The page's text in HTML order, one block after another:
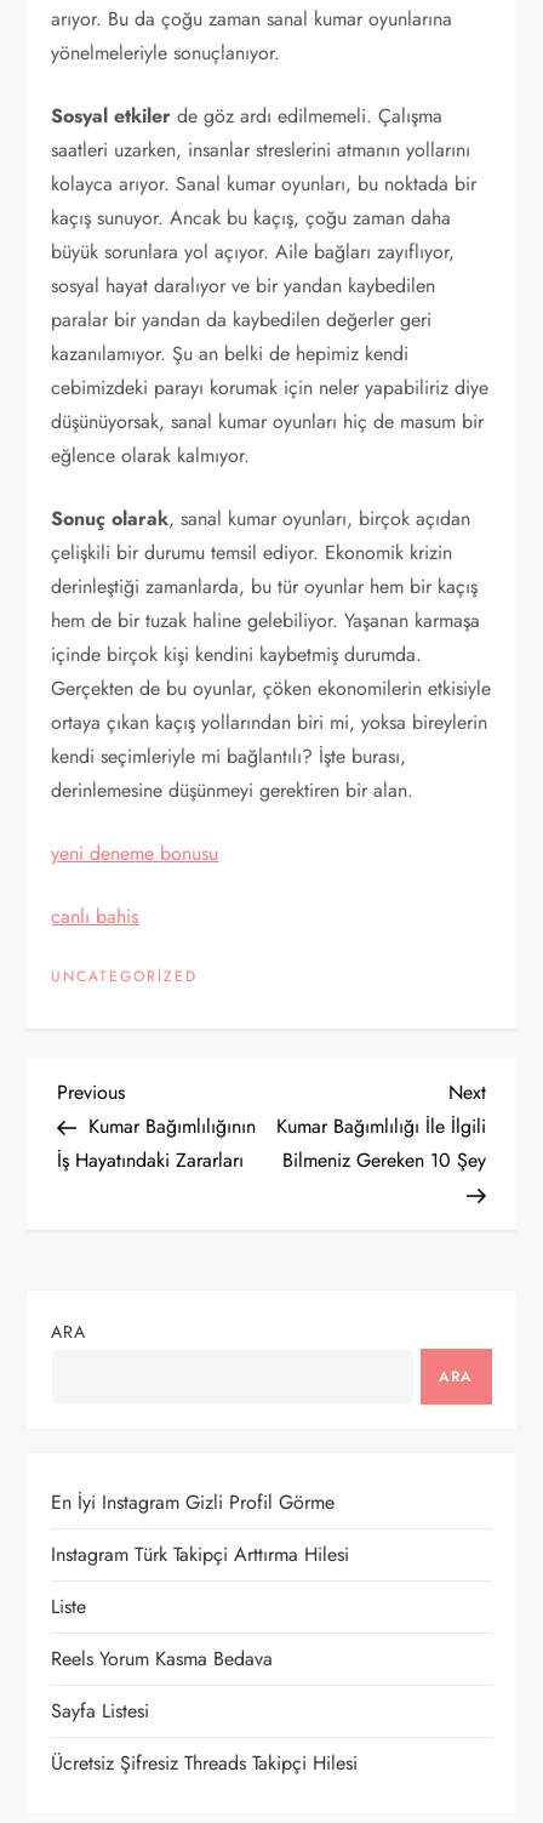
arıyor. Bu da çoğu zaman sanal kumar oyunlarına
yönelmeleriyle sonuçlanıyor.
Sosyal etkiler de göz ardı edilmemeli. Çalışma
saatleri uzarken, insanlar streslerini atmanın yollarını
kolayca arıyor. Sanal kumar oyunları, bu noktada bir
kaçış sunuyor. Ancak bu kaçış, çoğu zaman daha
büyük sorunlara yol açıyor. Aile bağları zayıflıyor,
sosyal hayat daralıyor ve bir yandan kaybedilen
paralar bir yandan da kaybedilen değerler geri
kazanılamıyor. Şu an belki de hepimiz kendi
cebimizdeki parayı korumak için neler yapabiliriz diye
düşünüyorsak, sanal kumar oyunları hiç de masum bir
eğlence olarak kalmıyor.
Sonuç olarak, sanal kumar oyunları, birçok açıdan
çelişkili bir durumu temsil ediyor. Ekonomik krizin
derinleştiği zamanlarda, bu tür oyunlar hem bir kaçış
hem de bir tuzak haline gelebiliyor. Yaşanan karmaşa
içinde birçok kişi kendini kaybetmiş durumda.
Gerçekten de bu oyunlar, çöken ekonomilerin etkisiyle
ortaya çıkan kaçış yollarından biri mi, yoksa bireylerin
kendi seçimleriyle mi bağlantılı? İşte burası,
derinlemesine düşünmeyi gerektiren bir alan.
yeni deneme bonusu
canlı bahis
UNCATEGORIZED
Y
a
g
i
n
m
e
s
i
Previous
Post
Previous
Kumar Bağımlılığının
İş Hayatındaki Zararları
Next
Post
Next
Kumar Bağımlılığı İle İlgili
Bilmeniz Gereken 10 Şey
ARA
ARA
En İyi Instagram Gizli Profil Görme
Instagram Türk Takipçi Arttırma Hilesi
Liste
Reels Yorum Kasma Bedava
Sayfa Listesi
Ücretsiz Şifresiz Threads Takipçi Hilesi